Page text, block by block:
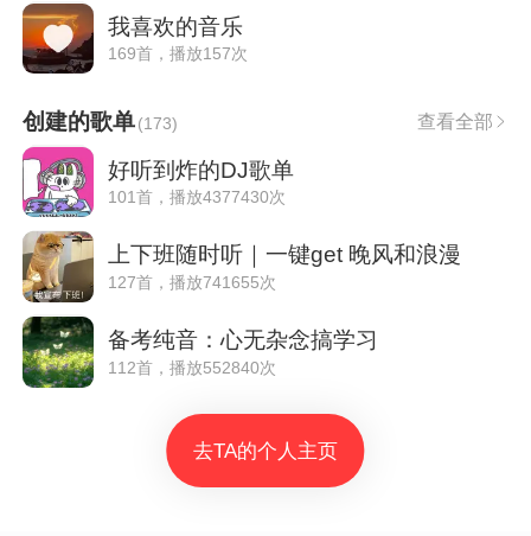
我喜欢的音乐
169首，播放157次
创建的歌单(173) 查看全部
好听到炸的DJ歌单
101首，播放4377430次
上下班随时听｜一键get 晚风和浪漫
127首，播放741655次
备考纯音：心无杂念搞学习
112首，播放552840次
去TA的个人主页